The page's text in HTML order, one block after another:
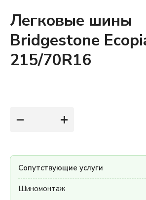
Легковые шины
Bridgestone
215/70R16
− +
Сопутствующие услуги
Шиномонтаж